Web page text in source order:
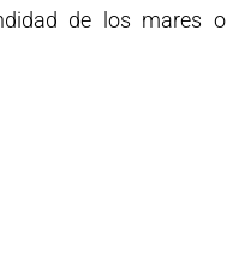
de los mares o